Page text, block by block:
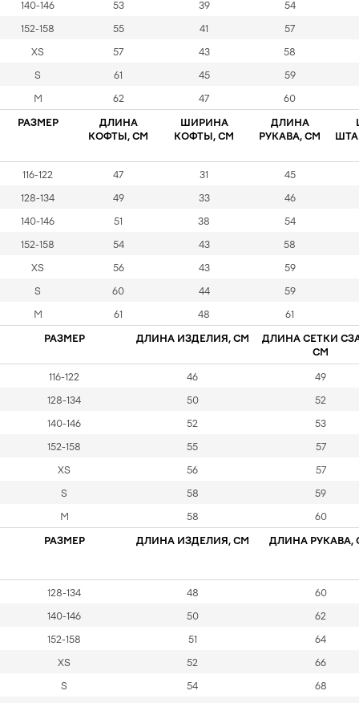
140-146 53 39 54
152-158 55 41 57
XS 57 43 58
S 61 45 59
M 62 47 60
РАЗМЕР
ДЛИНА
КОФТЫ, СМ
ШИРИНА
КОФТЫ, СМ
ДЛИНА
РУКАВА, СМ
116-122 47 31 45
128-134 49 33 46
140-146 51 38 54
152-158 54 43 58
XS 56 43 59
S 60 44 59
M 61 48 61
РАЗМЕР ДЛИНА ИЗДЕЛИЯ, СМ
ДЛИНА СЕТКИ
СМ
116-122 46 49
128-134 50 52
140-146 52 53
152-158 55 57
XS 56 57
S 58 59
М 58 60
РАЗМЕР ДЛИНА ИЗДЕЛИЯ, СМ ДЛИНА РУКАВА,
128-134 48 60
140-146 50 62
152-158 51 64
XS 52 66
S 54 68